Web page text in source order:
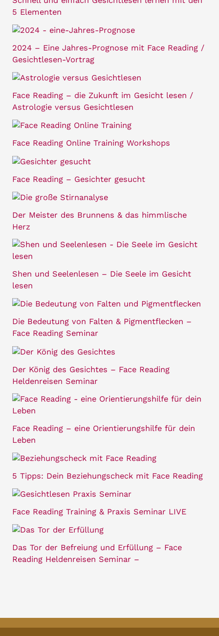
5 Elementen
2024 – Eine Jahres-Prognose mit Face Reading /
Gesichtlesen-Vortrag
Face Reading – die Zukunft im Gesicht lesen /
Astrologie versus Gesichtlesen
Face Reading Online Training Workshops
Face Reading – Gesichter gesucht
Der Meister des Brunnens & das himmlische
Herz
Shen und Seelenlesen – Die Seele im Gesicht
lesen
Die Bedeutung von Falten & Pigmentflecken –
Face Reading Seminar
Der König des Gesichtes – Face Reading
Heldenreisen Seminar
Face Reading – eine Orientierungshilfe für dein
Leben
5 Tipps: Dein Beziehungscheck mit Face Reading
Face Reading Training & Praxis Seminar LIVE
Das Tor der Befreiung und Erfüllung – Face
Reading Heldenreisen Seminar –